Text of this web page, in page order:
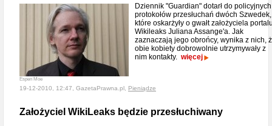
Espen Moe
Dziennik "Guardian" dotarł do policyjnych
protokołów przesłuchań dwóch Szwedek,
które oskarżyły o gwałt założyciela
Wikileaks Juliana Assange'a. Jak
zaznaczają jego obrońcy, wynika z nich,
obie kobiety dobrowolnie utrzymywały z
nim kontakty. więcej
19-12-2010, 12:47, GazetaPrawna.pl, Pieniądze
Założyciel WikiLeaks będzie przesłuchiwany